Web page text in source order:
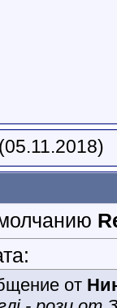
(05.11.2018)
от